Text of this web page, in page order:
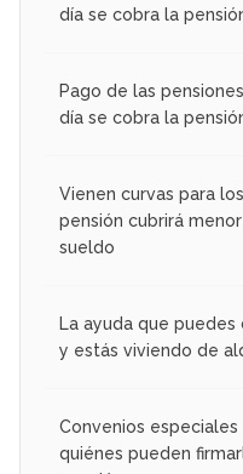
día se cobra la
Pago de las
día se cobra la
Vienen curvas para
pensión cubrirá
sueldo
La ayuda que
y estás viviendo de
Convenios
quiénes pueden